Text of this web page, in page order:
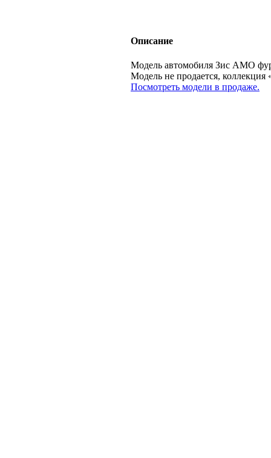
Описание
Модель автомобиля Зис АМО
Модель не продается,
Посмотреть модели в продаже.